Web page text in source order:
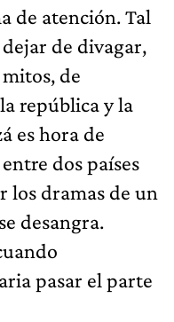
de atención. Tal
de divagar,
de
república y la
es hora de
dos países
los dramas de un
desangra.
pasar el parte